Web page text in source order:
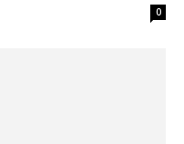
0